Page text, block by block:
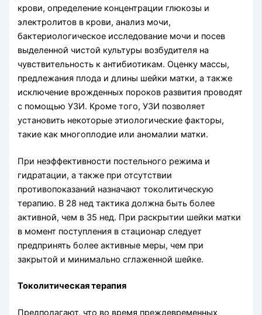
крови, определение концентрации глюкозы и
электролитов в крови, анализ мочи,
бактериологическое исследование мочи и посев
выделенной чистой культуры возбудителя на
чувствительность к антибиотикам. Оценку массы,
предлежания плода и длины шейки матки, а также
исключение врожденных пороков развития проводят
с помощью УЗИ. Кроме того, УЗИ позволяет
установить некоторые этиологические факторы,
такие как многоплодие или аномалии матки.
При неэффективности постельного режима и
гидратации, а также при отсутствии
противопоказаний назначают токолитическую
терапию. В 28 нед тактика должна быть более
активной, чем в 35 нед. При раскрытии шейки матки
в момент поступления в стационар следует
предпринять более активные меры, чем при
закрытой и минимально сглаженной шейке.
Токолитическая терапия
Предполагают, что во время преждевременных